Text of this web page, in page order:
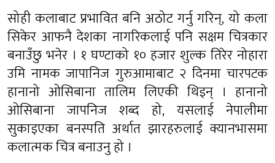
सोही कलाबाट प्रभावित बनि अठोट गर्नु गरिन्, यो कला
सिकेर आफनै देशका नागरिकलाई पनि सक्षम चित्रकार
बनाउँछु भनेर । १ घण्टाको १० हजार शुल्क तिरेर नोहारा
उमि नामक जापानिज गुरुआमाबाट २ दिनमा चारपटक
हानानो ओसिबाना तालिम लिएकी थिइन् । हानानो
ओसिबाना जापनिज शब्द हो, यसलाई नेपालीमा
सुकाइएका बनस्पति अर्थात झारहरुलाई क्यानभासमा
कलात्मक चित्र बनाउनु हो ।